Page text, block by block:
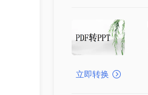
立即转换